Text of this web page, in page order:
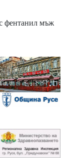
фентанил мъж